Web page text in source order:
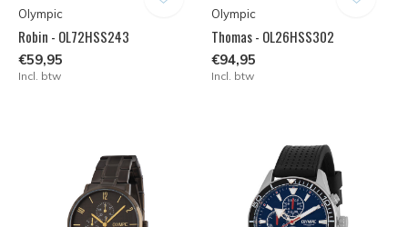
Olympic
Robin - OL72HSS243
€59,95
Incl. btw
Olympic
Thomas - OL26HSS302
€94,95
Incl. btw